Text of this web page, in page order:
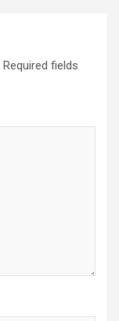
Required fields